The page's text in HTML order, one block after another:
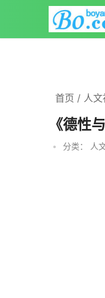
首页 / 人
《德性
• 分类： 人